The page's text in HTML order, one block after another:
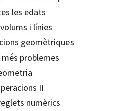
les edats
i línies
geomètriques
problemes
II
numèrics